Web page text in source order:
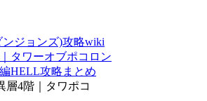
ジョンズ)攻略wiki
タワーオブポコロン
HELL攻略まとめ
層4階｜タワポコ